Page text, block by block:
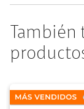
También